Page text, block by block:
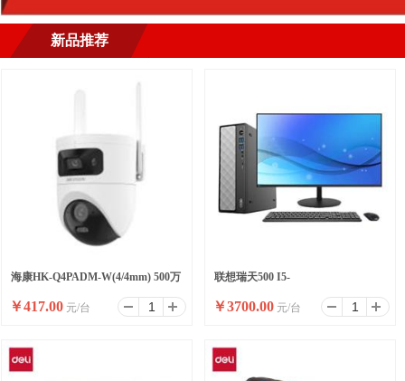
新品推荐
海康HK-Q4PADM-W(4/4mm) 500万
双摄WiFi套装小球
￥417.00 元/台
联想瑞天500 I5-
13500HX/16G/512SSD/WIFI/8
升/W11/ 23.8
￥3700.00 元/台